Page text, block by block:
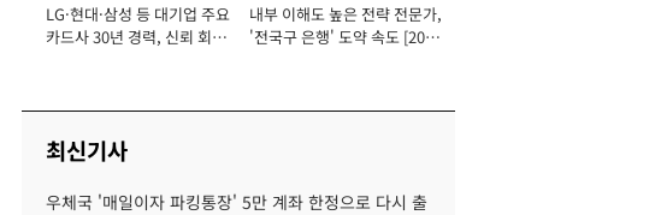
장
LG·현대·삼성 등 대기업 주요
카드사 30년 경력, 신뢰 회복
내부 이해도 높은 전략 전문가,
'전국구 은행' 도약 속도 [2026
최신기사
우체국 '매일이자 파킹통장' 5만 계좌 한정으로 다시 출